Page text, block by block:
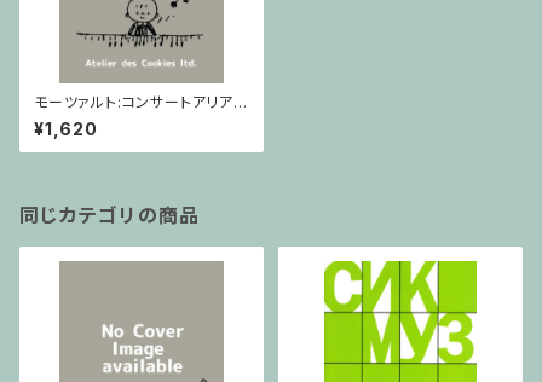
モーツァルト:コンサートアリアk
418(lucks03230) / フルスコ
ア
¥1,620
同じカテゴリの商品